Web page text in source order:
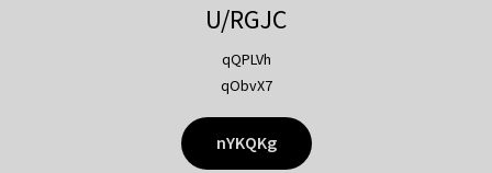
U/RGJC
qQPLVh
qObvX7
nYKQKg